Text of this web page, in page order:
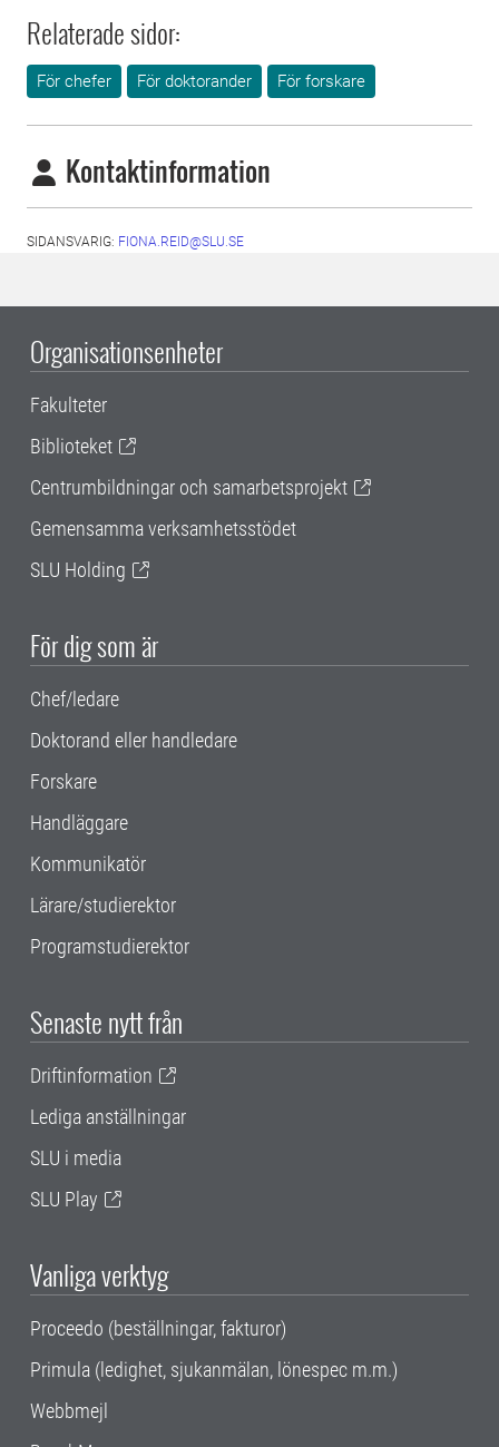
Relaterade sidor:
För chefer För doktorander För forskare
Kontaktinformation
SIDANSVARIG: FIONA.REID@SLU.SE
Organisationsenheter
Fakulteter
Biblioteket
Centrumbildningar och samarbetsprojekt
Gemensamma verksamhetsstödet
SLU Holding
För dig som är
Chef/ledare
Doktorand eller handledare
Forskare
Handläggare
Kommunikatör
Lärare/studierektor
Programstudierektor
Senaste nytt från
Driftinformation
Lediga anställningar
SLU i media
SLU Play
Vanliga verktyg
Proceedo (beställningar, fakturor)
Primula (ledighet, sjukanmälan, lönespec m.m.)
Webbmejl